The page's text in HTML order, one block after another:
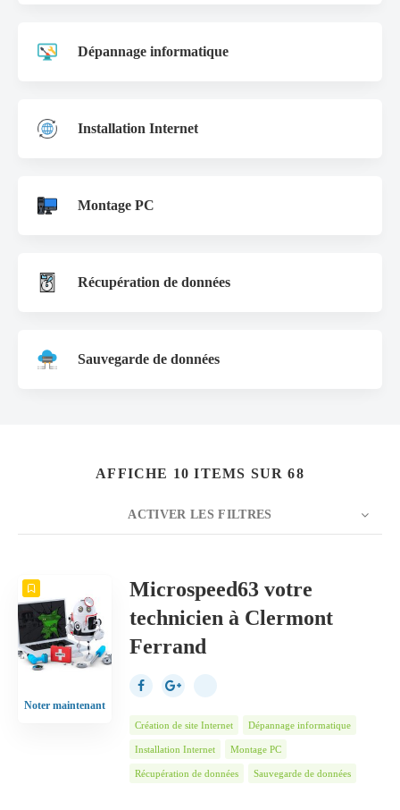
Dépannage informatique
Installation Internet
Montage PC
Récupération de données
Sauvegarde de données
AFFICHE 10 ITEMS SUR 68
ACTIVER LES FILTRES
NOMBRE
Noter maintenant
Microspeed63 votre
technicien à Clermont
Ferrand
Création de site Internet Dépannage informatique
Installation Internet Montage PC
Récupération de données Sauvegarde de données